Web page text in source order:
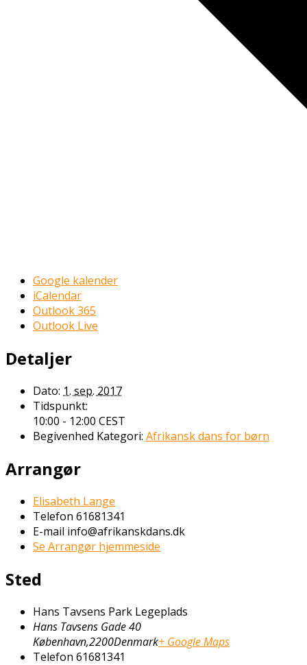
Google kalender
iCalendar
Outlook 365
Outlook Live
Detaljer
Dato: 1. sep. 2017
Tidspunkt:
10:00 - 12:00 CEST
Begivenhed Kategori: Afrikansk dans for børn
Arrangør
Elisabeth Lange
Telefon 61681341
E-mail info@afrikanskdans.dk
Se Arrangør hjemmeside
Sted
Hans Tavsens Park Legeplads
Hans Tavsens Gade 40
København,2200Denmark+ Google Maps
Telefon 61681341